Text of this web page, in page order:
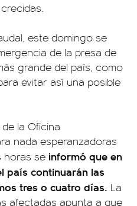
este domingo se
de la presa de
grande del país, como
evitar así una posible
la Oficina
nada esperanzadoras
horas se informó que en
país continuarán las
tres o cuatro días. La
afectadas apunta a que